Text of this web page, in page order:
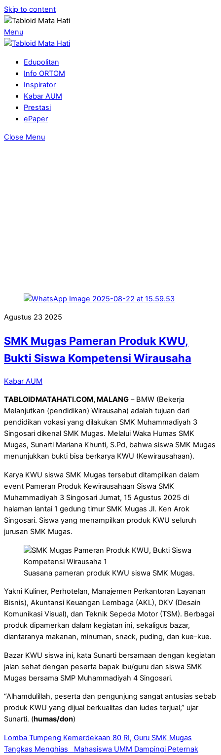
Skip to content
Menu
Edupolitan
Info ORTOM
Inspirator
Kabar AUM
Prestasi
ePaper
Close Menu
Agustus 23 2025
SMK Mugas Pameran Produk KWU,
Bukti Siswa Kompetensi Wirausaha
Kabar AUM
TABLOIDMATAHATI.COM, MALANG – BMW (Bekerja
Melanjutkan (pendidikan) Wirausaha) adalah tujuan dari
pendidikan vokasi yang dilakukan SMK Muhammadiyah 3
Singosari dikenal SMK Mugas. Melalui Waka Humas SMK
Mugas, Sunarti Mariana Khunti, S.Pd, bahwa siswa SMK Mugas
menunjukkan bukti bisa berkarya KWU (Kewirausahaan).
Karya KWU siswa SMK Mugas tersebut ditampilkan dalam
event Pameran Produk Kewirausahaan Siswa SMK
Muhammadiyah 3 Singosari Jumat, 15 Agustus 2025 di
halaman lantai 1 gedung timur SMK Mugas Jl. Ken Arok
Singosari. Siswa yang menampilkan produk KWU seluruh
jurusan SMK Mugas.
Suasana pameran produk KWU siswa SMK Mugas.
Yakni Kuliner, Perhotelan, Manajemen Perkantoran Layanan
Bisnis), Akuntansi Keuangan Lembaga (AKL), DKV (Desain
Komunikasi Visual), dan Teknik Sepeda Motor (TSM). Berbagai
produk dipamerkan dalam kegiatan ini, sekaligus bazar,
diantaranya makanan, minuman, snack, puding, dan kue-kue.
Bazar KWU siswa ini, kata Sunarti bersamaan dengan kegiatan
jalan sehat dengan peserta bapak ibu/guru dan siswa SMK
Mugas bersama SMP Muhammadiyah 4 Singosari.
“Alhamdulillah, peserta dan pengunjung sangat antusias sebab
produk KWU yang dijual berkualitas dan ludes terjual,” ujar
Sunarti. (humas/don)
Lomba Tumpeng Kemerdekaan 80 RI, Guru SMK Mugas
Tangkas Menghias
Mahasiswa UMM Dampingi Peternak